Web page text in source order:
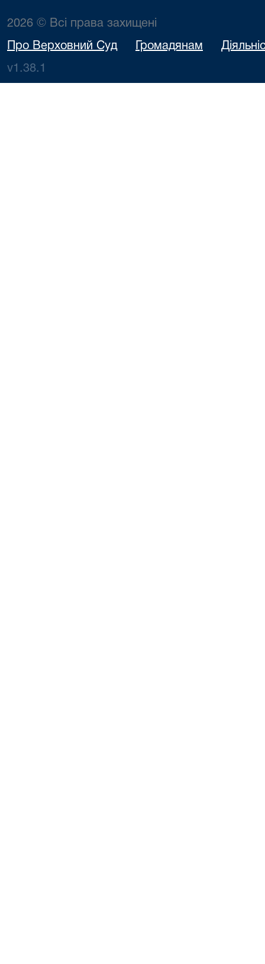
2026 © Всі права захищені
Про Верховний Суд Громадянам
v1.38.1